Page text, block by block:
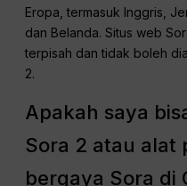
Eropa, termasuk Inggris,
dan Belanda. Situs web
terpisah dan tidak boleh
2.
Apakah saya
Sora 2 atau alat
bergaya Sora di